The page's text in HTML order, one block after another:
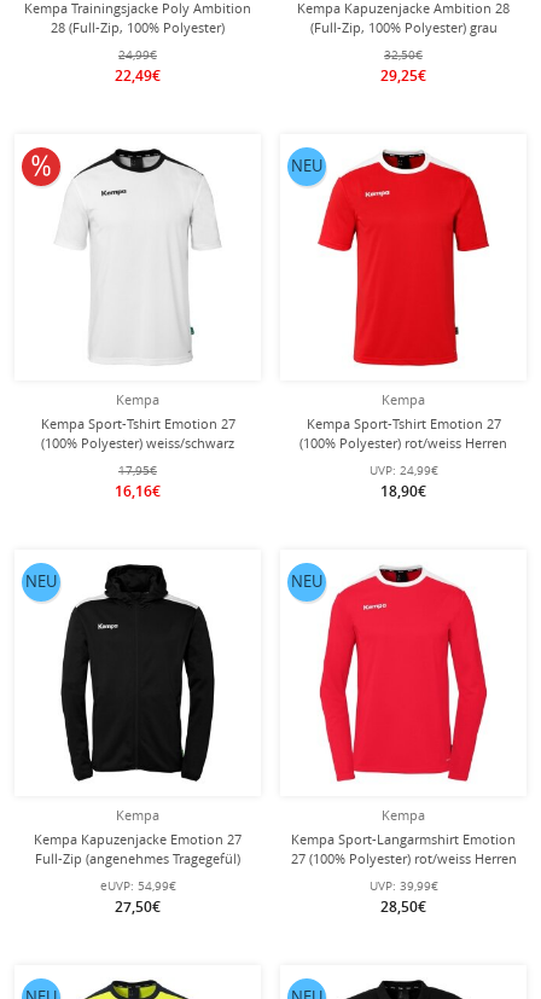
Kempa Trainingsjacke Poly Ambition
28 (Full-Zip, 100% Polyester)
blau/navyblau Herren
24,99€
22,49€
Kempa Kapuzenjacke Ambition 28
(Full-Zip, 100% Polyester) grau
Herren
32,50€
29,25€
Kempa
Kempa Sport-Tshirt Emotion 27
(100% Polyester) weiss/schwarz
Herren
17,95€
16,16€
10% reduziert
Kempa
Kempa Sport-Tshirt Emotion 27
(100% Polyester) rot/weiss Herren
UVP: 24,99€
18,90€
NEU
Kempa
Kempa Kapuzenjacke Emotion 27
Full-Zip (angenehmes Tragegefül)
schwarz/weiss Herren
eUVP: 54,99€
27,50€
NEU
Kempa
Kempa Sport-Langarmshirt Emotion
27 (100% Polyester) rot/weiss Herren
UVP: 39,99€
28,50€
NEU